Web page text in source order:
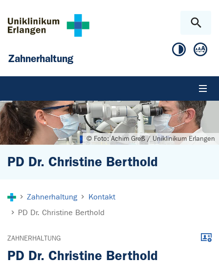
Zahnerhaltung
© Foto: Achim Greß / Uniklinikum Erlangen
PD Dr. Christine Berthold
Zahnerhaltung
Kontakt
PD Dr. Christine Berthold
ZAHNERHALTUNG
PD Dr. Christine Berthold